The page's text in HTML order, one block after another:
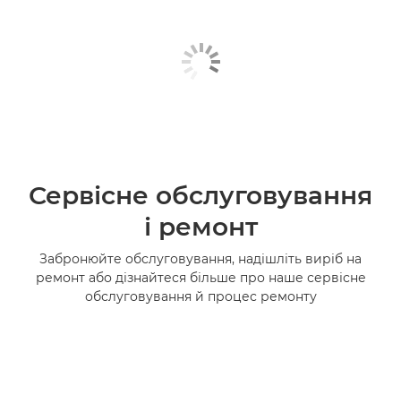
Сервісне обслуговування
і ремонт
Забронюйте обслуговування, надішліть виріб на
ремонт або дізнайтеся більше про наше сервісне
обслуговування й процес ремонту